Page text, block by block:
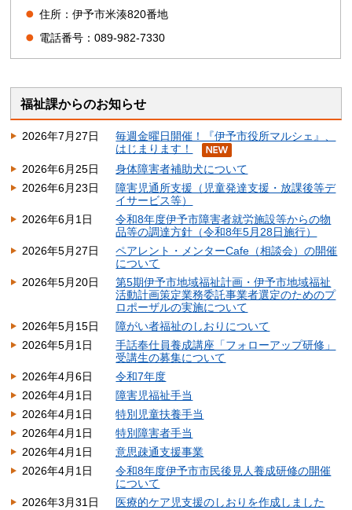
住所：伊予市米湊820番地
電話番号：089-982-7330
福祉課からのお知らせ
2026年7月27日
毎週金曜日開催！『伊予市役所マルシェ』、
はじまります！
2026年6月25日
身体障害者補助犬について
2026年6月23日
障害児通所支援（児童発達支援・放課後等デ
イサービス等）
2026年6月1日
令和8年度伊予市障害者就労施設等からの物
品等の調達方針（令和8年5月28日施行）
2026年5月27日
ペアレント・メンターCafe（相談会）の開催
について
2026年5月20日
第5期伊予市地域福祉計画・伊予市地域福祉
活動計画策定業務委託事業者選定のためのプ
ロポーザルの実施について
2026年5月15日
障がい者福祉のしおりについて
2026年5月1日
手話奉仕員養成講座「フォローアップ研修」
受講生の募集について
2026年4月6日
令和7年度
2026年4月1日
障害児福祉手当
2026年4月1日
特別児童扶養手当
2026年4月1日
特別障害者手当
2026年4月1日
意思疎通支援事業
2026年4月1日
令和8年度伊予市市民後見人養成研修の開催
について
2026年3月31日
医療的ケア児支援のしおりを作成しました